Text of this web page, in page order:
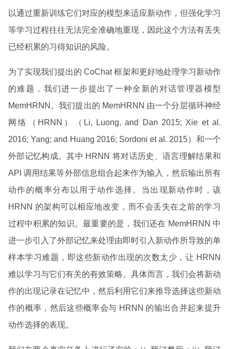
以通过重新训练它们对应的模型来适应新动作，但强化学习
等学习过程往往无法完全准确地重现，因此这个方法有丢失
已经积累的习得知识的风险。
为了实现我们提出的 CoChat 框架和更好地处理学习新动作
的难题，我们进一步提出了一种全新的对话管理器模型
MemHRNN。我们提出的 MemHRNN 由一个分层循环神经
网络（HRNN）（Li, Luong, and Dan 2015; Xie et al.
2016; Yang; and Huang 2016; Sordoni et al. 2015）和一个
外部记忆构成。其中 HRNN 将对话历史、语言理解结果和
API 调用结果等外部信息组合起来作为输入，然后输出所有
动作的概率分布以用于动作选择。当出现新动作时，该
HRNN 的架构可以相应地改变，而不会丢失在之前的学习
过程中积累的知识。最重要的是，我们还在 MemHRNN 中
进一步引入了外部记忆来处理由即时引入新动作所导致的单
样本学习难题，即这些新动作出现的次数太少，让 HRNN
难以学习与它们有关的有效策略。具体而言，我们会将新动
作的出现记录在记忆中，然后利用它们来推导选择这些新动
作的概率，然后这些概率会与 HRNN 的输出合并起来提升
动作选择的表现。